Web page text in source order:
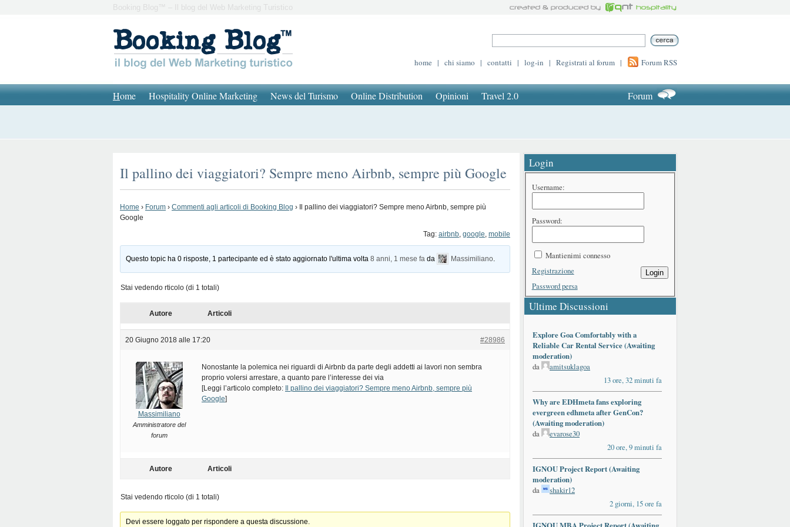
Booking Blog™ – Il blog del Web Marketing Turistico
home | chi siamo | contatti | log-in | Registrati al forum | Forum RSS
Home Hospitality Online Marketing News del Turismo Online Distribution Opinioni Travel 2.0 Forum
Il pallino dei viaggiatori? Sempre meno Airbnb, sempre più Google
Home › Forum › Commenti agli articoli di Booking Blog ›
Il pallino dei viaggiatori? Sempre meno Airbnb, sempre più
Google
Tag: airbnb, google, mobile
Questo topic ha 0 risposte, 1 partecipante ed è stato aggiornato l'ultima volta8 anni, 1 mese fa da Massimiliano
Stai vedendo rticolo (di 1 totali)
Autore Articoli
20 Giugno 2018 alle 17:20 #28986
Massimiliano
Amministratore del
forum
Nonostante la polemica nei riguardi di Airbnb da parte degli addetti ai lavori non sembra
proprio volersi arrestare, a quanto pare l’interesse dei via
[Leggi l’articolo completo:
Il pallino dei viaggiatori? Sempre meno Airbnb, sempre più
Google]
Autore Articoli
Stai vedendo rticolo (di 1 totali)
Devi essere loggato per rispondere a questa discussione.
Login
Username:
Password:
Mantienimi connesso
Login
Registrazione
Password persa
Ultime Discussioni
Explore Goa Comfortably with a
Reliable Car Rental Service (Awaiting
moderation)
da
amitsuklagoa
13 ore, 32 minuti fa
Why are EDHmeta fans exploring
evergreen edhmeta after GenCon?
(Awaiting moderation)
da
evarose30
20 ore, 9 minuti fa
IGNOU Project Report (Awaiting
moderation)
da
shakir12
2 giorni, 15 ore fa